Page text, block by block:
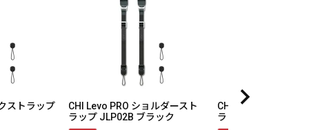
ストラップ
CHI Levo PRO ショルダースト
ラップ JLP02B ブラック
CHI Levo Ultra ショ
ラップ JLU03A スチ